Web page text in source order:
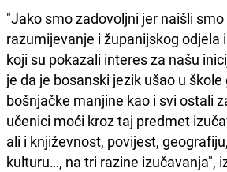
"Jako smo zadovoljni jer naišli
razumijevanje i županijskog odjela
koji su pokazali interes za našu
je da je bosanski jezik ušao u
bošnjačke manjine kao i svi ostali
učenici moći kroz taj predmet
ali i književnost, povijest,
kulturu…, na tri razine izučavanja",